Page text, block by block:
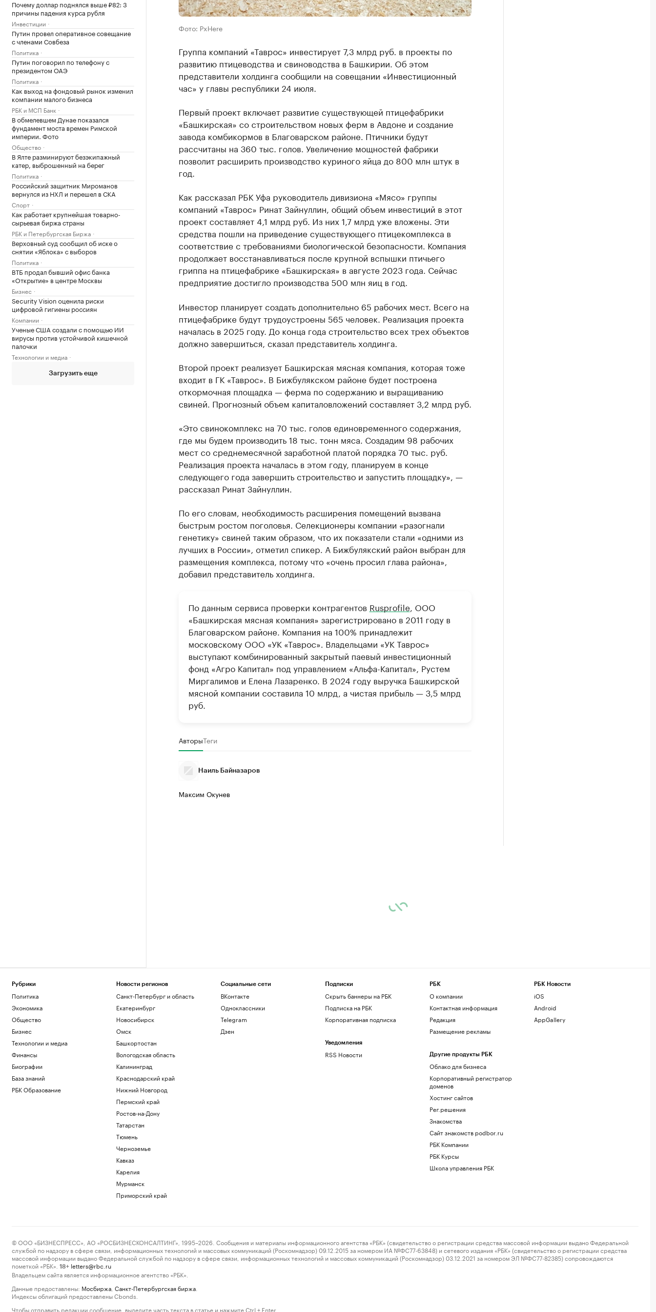
Почему доллар поднялся выше ₽82: 3
причины падения курса рубля
Инвестиции
Путин провел оперативное совещание
с членами Совбеза
Политика
Путин поговорил по телефону с
президентом ОАЭ
Политика
Как выход на фондовый рынок изменил
компании малого бизнеса
РБК и МСП Банк
В обмелевшем Дунае показался
фундамент моста времен Римской
империи. Фото
Общество
В Ялте разминируют безэкипажный
катер, выброшенный на берег
Политика
Российский защитник Мироманов
вернулся из НХЛ и перешел в СКА
Спорт
Как работает крупнейшая товарно-
сырьевая биржа страны
РБК и Петербургская Биржа
Верховный суд сообщил об иске о
снятии «Яблока» с выборов
Политика
ВТБ продал бывший офис банка
«Открытие» в центре Москвы
Бизнес
Security Vision оценила риски
цифровой гигиены россиян
Компании
Ученые США создали с помощью ИИ
вирусы против устойчивой кишечной
палочки
Технологии и медиа
Загрузить еще
Фото: PxHere
Группа компаний «Таврос» инвестирует 7,3 млрд руб. в проекты по
развитию птицеводства и свиноводства в Башкирии. Об этом
представители холдинга сообщили на совещании «Инвестиционный
час» у главы республики 24 июля.
Первый проект включает развитие существующей птицефабрики
«Башкирская» со строительством новых ферм в Авдоне и создание
завода комбикормов в Благоварском районе. Птичники будут
рассчитаны на 360 тыс. голов. Увеличение мощностей фабрики
позволит расширить производство куриного яйца до 800 млн штук в
год.
Как рассказал РБК Уфа руководитель дивизиона «Мясо» группы
компаний «Таврос» Ринат Зайнуллин, общий объем инвестиций в этот
проект составляет 4,1 млрд руб. Из них 1,7 млрд уже вложены. Эти
средства пошли на приведение существующего птицекомплекса в
соответствие с требованиями биологической безопасности. Компания
продолжает восстанавливаться после крупной вспышки птичьего
гриппа на птицефабрике «Башкирская» в августе 2023 года. Сейчас
предприятие достигло производства 500 млн яиц в год.
Инвестор планирует создать дополнительно 65 рабочих мест. Всего на
птицефабрике будут трудоустроены 565 человек. Реализация проекта
началась в 2025 году. До конца года строительство всех трех объектов
должно завершиться, сказал представитель холдинга.
Второй проект реализует Башкирская мясная компания, которая тоже
входит в ГК «Таврос». В Бижбулякском районе будет построена
откормочная площадка — ферма по содержанию и выращиванию
свиней. Прогнозный объем капиталовложений составляет 3,2 млрд руб.
«Это свинокомплекс на 70 тыс. голов единовременного содержания,
где мы будем производить 18 тыс. тонн мяса. Создадим 98 рабочих
мест со среднемесячной заработной платой порядка 70 тыс. руб.
Реализация проекта началась в этом году, планируем в конце
следующего года завершить строительство и запустить площадку», —
рассказал Ринат Зайнуллин.
По его словам, необходимость расширения помещений вызвана
быстрым ростом поголовья. Селекционеры компании «разогнали
генетику» свиней таким образом, что их показатели стали «одними из
лучших в России», отметил спикер. А Бижбулякский район выбран для
размещения комплекса, потому что «очень просил глава района»,
добавил представитель холдинга.
По данным сервиса проверки контрагентов Rusprofile , ООО
«Башкирская мясная компания» зарегистрировано в 2011 году в
Благоварском районе. Компания на 100% принадлежит
московскому ООО «УК «Таврос». Владельцами «УК Таврос»
выступают комбинированный закрытый паевый инвестиционный
фонд «Агро Капитал» под управлением «Альфа-Капитал», Рустем
Миргалимов и Елена Лазаренко. В 2024 году выручка Башкирской
мясной компании составила 10 млрд, а чистая прибыль — 3,5 млрд
руб.
АвторыТеги
Наиль Байназаров
Максим Окунев
Рубрики
Политика
Экономика
Общество
Бизнес
Технологии и медиа
Финансы
Биографии
База знаний
РБК Образование
Новости регионов
Санкт-Петербург и область
Екатеринбург
Новосибирск
Омск
Башкортостан
Вологодская область
Калининград
Краснодарский край
Нижний Новгород
Пермский край
Ростов-на-Дону
Татарстан
Тюмень
Черноземье
Кавказ
Карелия
Мурманск
Приморский край
Социальные сети
ВКонтакте
Одноклассники
Telegram
Дзен
Подписки
Скрыть баннеры на РБК
Подписка на РБК
Корпоративная подписка
Уведомления
RSS Новости
РБК
О компании
Контактная информация
Редакция
Размещение рекламы
Другие продукты РБК
Облако для бизнеса
Корпоративный регистратор
доменов
Хостинг сайтов
Рег.решения
Знакомства
Сайт знакомств podbor.ru
РБК Компании
РБК Курсы
Школа управления РБК
РБК Новости
iOS
Android
AppGallery
© ООО «БИЗНЕСПРЕСС», АО «РОСБИЗНЕСКОНСАЛТИНГ», 1995–2026. Сообщения и материалы информационного агентства «РБК» (свидетельство о регистрации средства массовой информации выдано Федеральной
службой по надзору в сфере связи, информационных технологий и массовых коммуникаций (Роскомнадзор) 09.12.2015 за номером ИА №ФС77-63848) и сетевого издания «РБК» (свидетельство о регистрации средства
массовой информации выдано Федеральной службой по надзору в сфере связи, информационных технологий и массовых коммуникаций (Роскомнадзор) 03.12.2021 за номером ЭЛ №ФС77-82385) сопровождаются
пометкой «РБК».
18+ letters@rbc.ru
Владельцем сайта является информационное агентство «РБК».
Данные предоставлены: Мосбиржа Санкт-Петербургская биржа
Индексы облигаций предоставлены Cbonds.
Чтобы отправить редакции сообщение, выделите часть текста в статье и нажмите Ctrl + Enter